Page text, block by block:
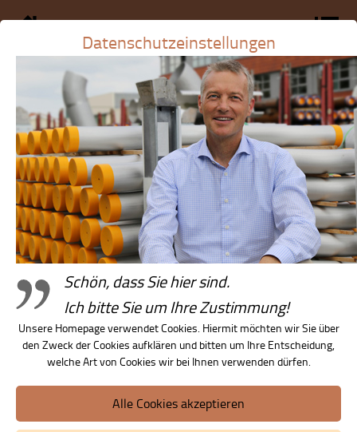
News-Detail
News
Datenschutzeinstellungen
Schön, dass Sie hier sind.
Ich bitte Sie um Ihre Zustimmung!
Unsere Homepage verwendet Cookies. Hiermit möchten wir Sie über
den Zweck der Cookies aufklären und bitten um Ihre Entscheidung,
welche Art von Cookies wir bei Ihnen verwenden dürfen.
Alle Cookies akzeptieren